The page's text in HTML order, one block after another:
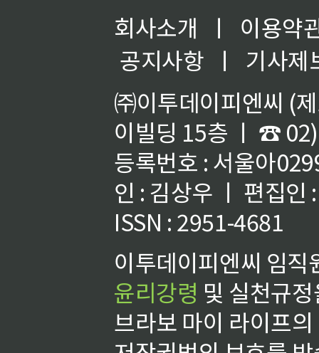
회사소개 ㅣ
이용약
공지사항
ㅣ
기사제
㈜이투데이피엔씨 (
이빌딩 15층 ㅣ ☎
등록번호 : 서울아
인 : 김상우 ㅣ 편집인
ISSN : 2951-4681
이투데이피엔씨 임
윤리강령 및 실천규
브라보 마이 라이프